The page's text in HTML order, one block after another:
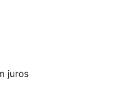
juros